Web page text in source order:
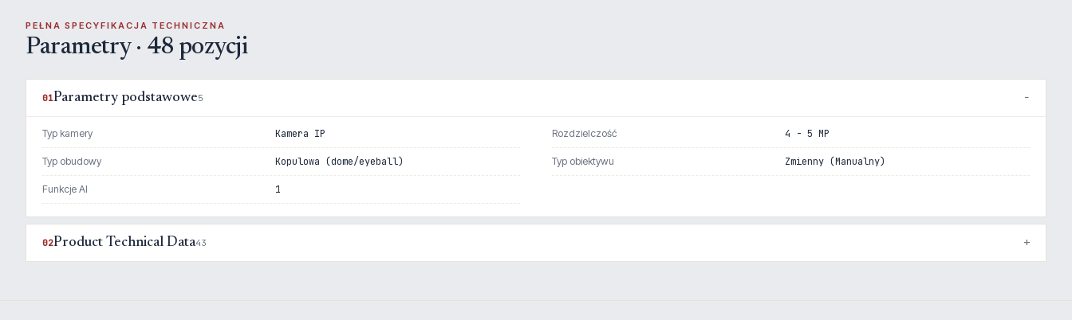
PEŁNA SPECYFIKACJA TECHNICZNA
Parametry · 48 pozycji
01Parametry podstawowe5
Typ kamery Kamera IP Rozdzielczość 4 - 5 MP
Typ obudowy Kopulowa (dome/eyeball) Typ obiektywu Zmienny (Manualny)
Funkcje AI 1
02Product Technical Data43